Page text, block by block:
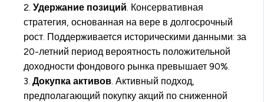
2.Удержание позиций . Консервативная
стратегия, основанная на вере в долгосрочный
рост. Поддерживается историческими данными: за
20-летний период вероятность положительной
доходности фондового рынка превышает 90%.
3.Докупка активов . Активный подход,
предполагающий покупку акций по сниженной